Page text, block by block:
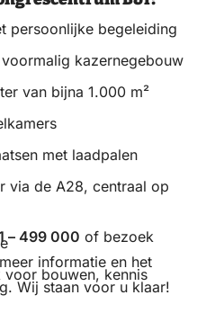
persoonlijke begeleiding
kazernegebouw
van bijna 1.000 m²
met laadpalen
via de A28, centraal op
bouwen, kennis
– 499 000 of bezoek
informatie en het
Wij staan voor u klaar!